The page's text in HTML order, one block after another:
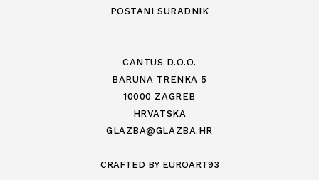
POSTANI SURADNIK
CANTUS D.O.O.
BARUNA TRENKA 5
10000 ZAGREB
HRVATSKA
GLAZBA@GLAZBA.HR
CRAFTED BY EUROART93